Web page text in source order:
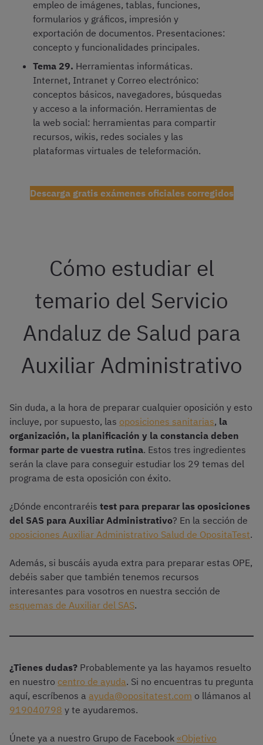
empleo de imágenes, tablas, funciones,
formularios y gráficos, impresión y
exportación de documentos. Presentaciones:
concepto y funcionalidades principales.
Tema 29. Herramientas informáticas.
Internet, Intranet y Correo electrónico:
conceptos básicos, navegadores, búsquedas
y acceso a la información. Herramientas de
la web social: herramientas para compartir
recursos, wikis, redes sociales y las
plataformas virtuales de teleformación.
Descarga gratis exámenes oficiales corregidos
Cómo estudiar el
temario del Servicio
Andaluz de Salud para
Auxiliar Administrativo
Sin duda, a la hora de preparar cualquier oposición y esto
incluye, por supuesto, las oposiciones sanitarias, la
organización, la planificación y la constancia deben
formar parte de vuestra rutina. Estos tres ingredientes
serán la clave para conseguir estudiar los 29 temas del
programa de esta oposición con éxito.
¿Dónde encontraréis test para preparar las oposiciones
del SAS para Auxiliar Administrativo? En la sección de
oposiciones Auxiliar Administrativo Salud de OpositaTest.
Además, si buscáis ayuda extra para preparar estas OPE,
debéis saber que también tenemos recursos
interesantes para vosotros en nuestra sección de
esquemas de Auxiliar del SAS.
¿Tienes dudas? Probablemente ya las hayamos resuelto
en nuestro centro de ayuda. Si no encuentras tu pregunta
aquí, escríbenos a ayuda@opositatest.com o llámanos al
919040798 y te ayudaremos.
Únete ya a nuestro Grupo de Facebook «Objetivo